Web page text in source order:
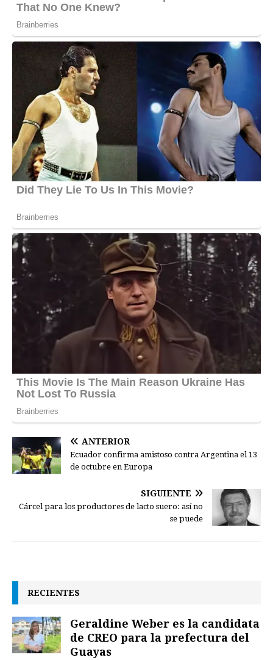
ANTERIOR
Ecuador confirma amistoso contra Argentina el 13
de octubre en Europa
SIGUIENTE
Cárcel para los productores de lacto suero: así no
se puede
RECIENTES
Geraldine Weber es la candidata
de CREO para la prefectura del
Guayas